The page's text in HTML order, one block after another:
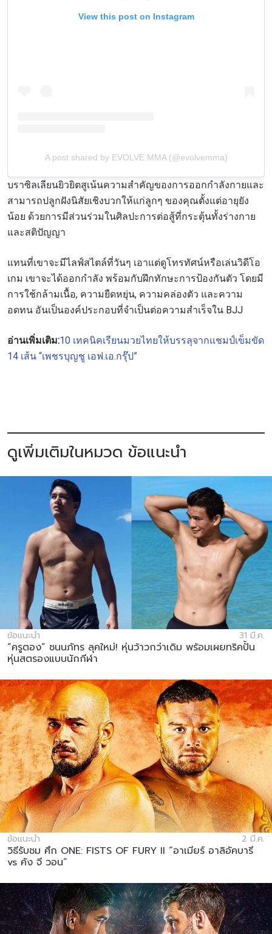
View this post on Instagram
A post shared by EVOLVE MMA (@evolvemma)
บราซิลเลียนยิวยิตสูเน้นความสำคัญของการออกกำลังกายและ
สามารถปลูกฝังนิสัยเชิงบวกให้แก่ลูกๆ ของคุณตั้งแต่อายุยัง
น้อย ด้วยการมีส่วนร่วมในศิลปะการต่อสู้ที่กระตุ้นทั้งร่างกาย
และสติปัญญา
แทนที่เขาจะมีไลฟ์สไตล์ที่วันๆ เอาแต่ดูโทรทัศน์หรือเล่นวิดีโอ
เกม เขาจะได้ออกกำลัง พร้อมกับฝึกทักษะการป้องกันตัว โดยมี
การใช้กล้ามเนื้อ, ความยืดหยุ่น, ความคล่องตัว และความ
อดทน อันเป็นองค์ประกอบที่จำเป็นต่อความสำเร็จใน BJJ
อ่านเพิ่มเติม:10 เทคนิคเรียนมวยไทยให้บรรลุจากแชมป์เข็มขัด
14 เส้น “เพชรบุญชู เอฟ.เอ.กรุ๊ป”
ดูเพิ่มเติมในหมวด ข้อแนะนำ
ข้อแนะนำ 31 มี.ค.
“ครูตอง” ชนนภัทร ลุคใหม่! หุ่นว้าวกว่าเดิม พร้อมเผยทริคปั้น
หุ่นสตรองแบบนักกีฬา
ข้อแนะนำ 2 มี.ค.
วิธีรับชม ศึก ONE: FISTS OF FURY II “อาเมียร์ อาลิอัคบารี
vs คัง จี วอน”